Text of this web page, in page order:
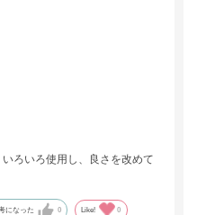
ろいろ使用し、良さを改めて
になった 0 Like! 0